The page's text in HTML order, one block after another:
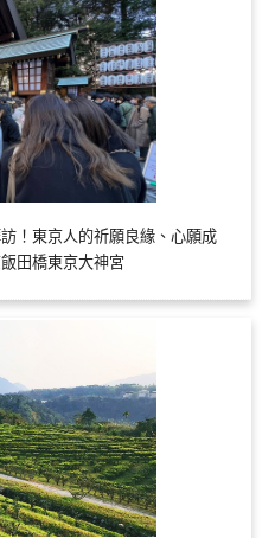
！東京人的祈願良緣、心願成
田橋東京大神宮